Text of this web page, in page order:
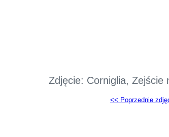
Zdjęcie: Corniglia, Zejście
<< Poprzednie